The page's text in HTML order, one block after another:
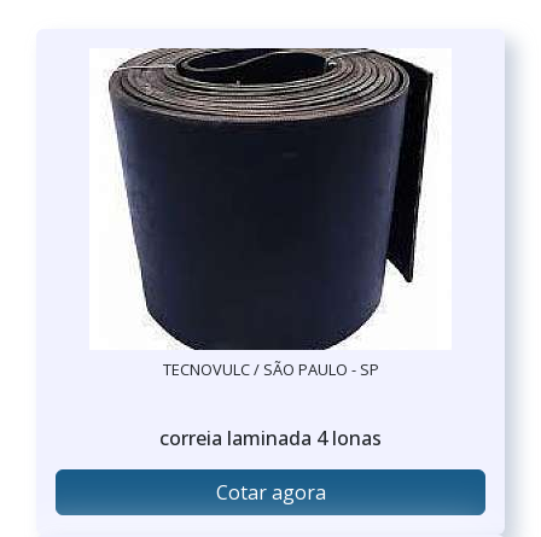
TECNOVULC / SÃO PAULO - SP
correia laminada 4 lonas
Cotar agora